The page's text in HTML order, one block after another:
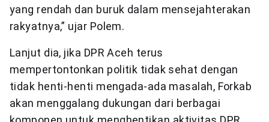
yang rendah dan buruk dalam mensejahterakan
rakyatnya,” ujar Polem.
Lanjut dia, jika DPR Aceh terus
mempertontonkan politik tidak sehat dengan
tidak henti-henti mengada-ada masalah, Forkab
akan menggalang dukungan dari berbagai